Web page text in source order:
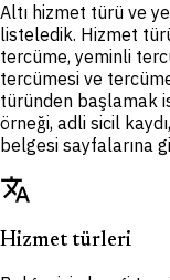
Altı hizmet türü ve
listeledik. Hizmet
tercüme, yeminli
tercümesi ve
türünden başlamak
örneği, adli sicil
belgesi sayfalarına
translate
Hizmet türleri